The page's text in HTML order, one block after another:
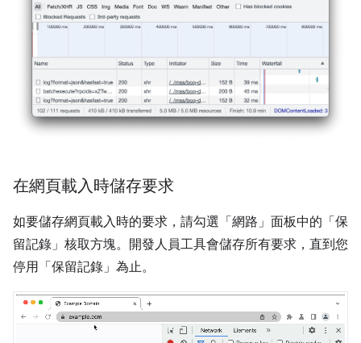
在網頁載入時儲存要求
如要儲存網頁載入時的要求，請勾選「網路」面板中的「保
留記錄」 核取方塊。開發人員工具會儲存所有要求，直到您
停用「保留記錄」 為止。